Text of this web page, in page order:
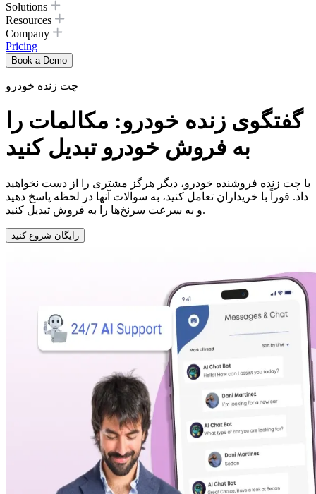
Solutions
Resources
Company
Pricing
Book a Demo
چت زنده خودرو
گفتگوی زنده خودرو: مکالمات را
به فروش خودرو تبدیل کنید
با چت زنده فروشنده خودرو، دیگر هرگز مشتری را از دست نخواهید
داد. فوراً با خریداران تعامل کنید، به سوالات آنها در لحظه پاسخ دهید
و به سرعت سرنخ‌ها را به فروش تبدیل کنید.
رایگان شروع کنید